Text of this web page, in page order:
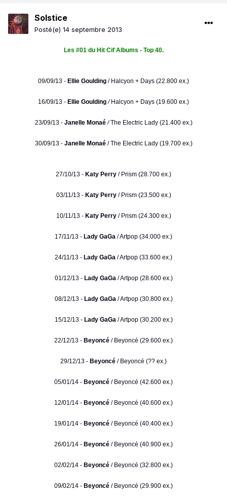
Solstice
Posté(e) 14 septembre 2013
Les #01 du Hit Cif Albums - Top 40.
09/09/13 - Ellie Goulding / Halcyon + Days (22.800 ex.)
16/09/13 - Ellie Goulding /Halcyon + Days (19.600 ex.)
23/09/13 - Janelle Monaé /The Electric Lady (21.400 ex.)
30/09/13 - Janelle Monaé/ The Electric Lady (19.700 ex.)
27/10/13 - Katy Perry / Prism (28.700 ex.)
03/11/13 - Katy Perry/ Prism (23.500 ex.)
10/11/13 - Katy Perry/ Prism (24.300 ex.)
17/11/13 - Lady GaGa / Artpop (34.000 ex.)
24/11/13 - Lady GaGa / Artpop (33.600 ex.)
01/12/13 - Lady GaGa/ Artpop (28.600 ex.)
08/12/13 - Lady GaGa/ Artpop (30.800 ex.)
15/12/13 - Lady GaGa/ Artpop (30.200 ex.)
22/12/13 - Beyoncé / Beyoncé (29.600 ex.)
29/12/13 - Beyoncé / Beyoncé (?? ex.)
05/01/14 - Beyoncé / Beyoncé (42.600 ex.)
12/01/14 - Beyoncé / Beyoncé (40.600 ex.)
19/01/14 - Beyoncé / Beyoncé (40.400 ex.)
26/01/14 - Beyoncé / Beyoncé (40.900 ex.)
02/02/14 - Beyoncé / Beyoncé (32.800 ex.)
09/02/14 - Beyoncé / Beyoncé (29.900 ex.)